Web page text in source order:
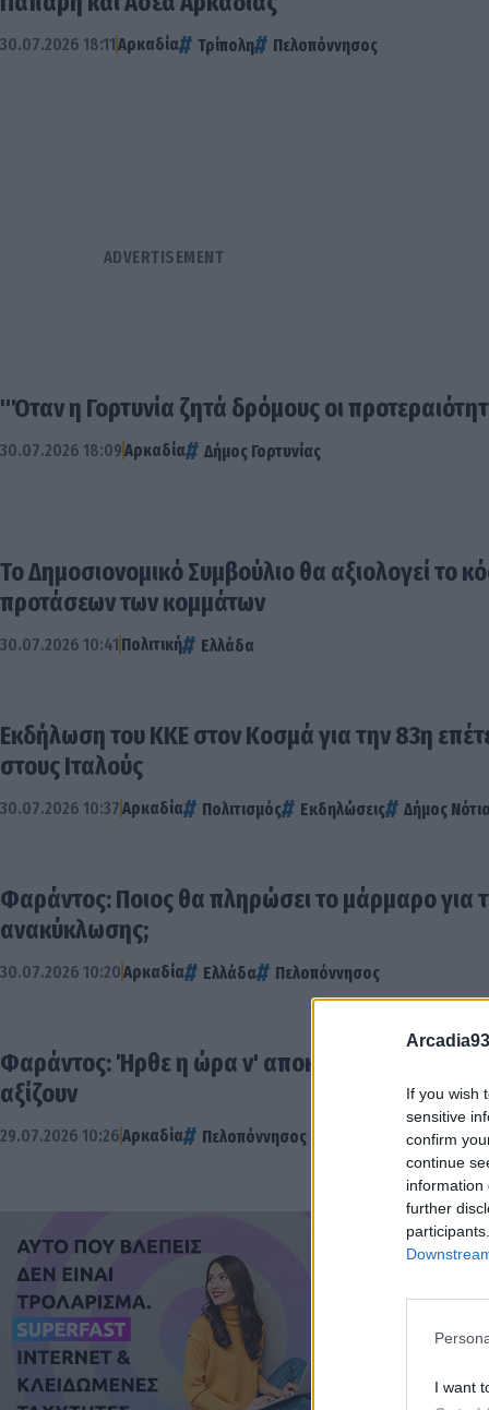
If you wish
sensitive
confirm
continue
information
further
I want
30.07.2026 18:11Αρκαδία Τρίπολη Πελοπόννησος
"Όταν η Γορτυνία ζητά δρόμους οι
30.07.2026 18:09Αρκαδία Δήμος Γορτυνίας
Το Δημοσιονομικό Συμβούλιο θα αξιολογεί το
προτάσεων των κομμάτων
30.07.2026 10:41 Πολιτική Ελλάδα
Εκδήλωση του ΚΚΕ στον Κοσμά για την 83η
στους Ιταλούς
30.07.2026 10:37Αρκαδία Πολιτισμός Εκδηλώσεις Δήμος
Φαράντος: Ποιος θα πληρώσει το μάρμαρο για
ανακύκλωσης;
30.07.2026 10:20Αρκαδία Ελλάδα Πελοπόννησος
Φαράντος: Ήρθε η ώρα ν' αποκτήσει και η
αξίζουν
29.07.2026 10:26Αρκαδία Πελοπόννησος